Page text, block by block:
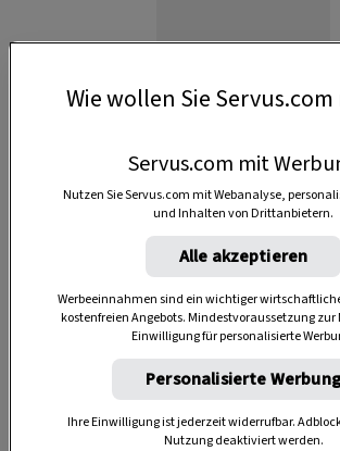
Anzeige
Wie wollen Sie
Servus.com mit
Nutzen Sie Servus.com mit Webanalyse,
und Inhalten von Drittanbietern.
Alle akzeptieren
Werbeeinnahmen sind ein wichtiger
kostenfreien Angebots. Mindestvoraussetzung
Einwilligung für personalisierte
Personalisierte Werbung
Ihre Einwilligung ist jederzeit widerrufbar.
Nutzung deaktiviert werden.